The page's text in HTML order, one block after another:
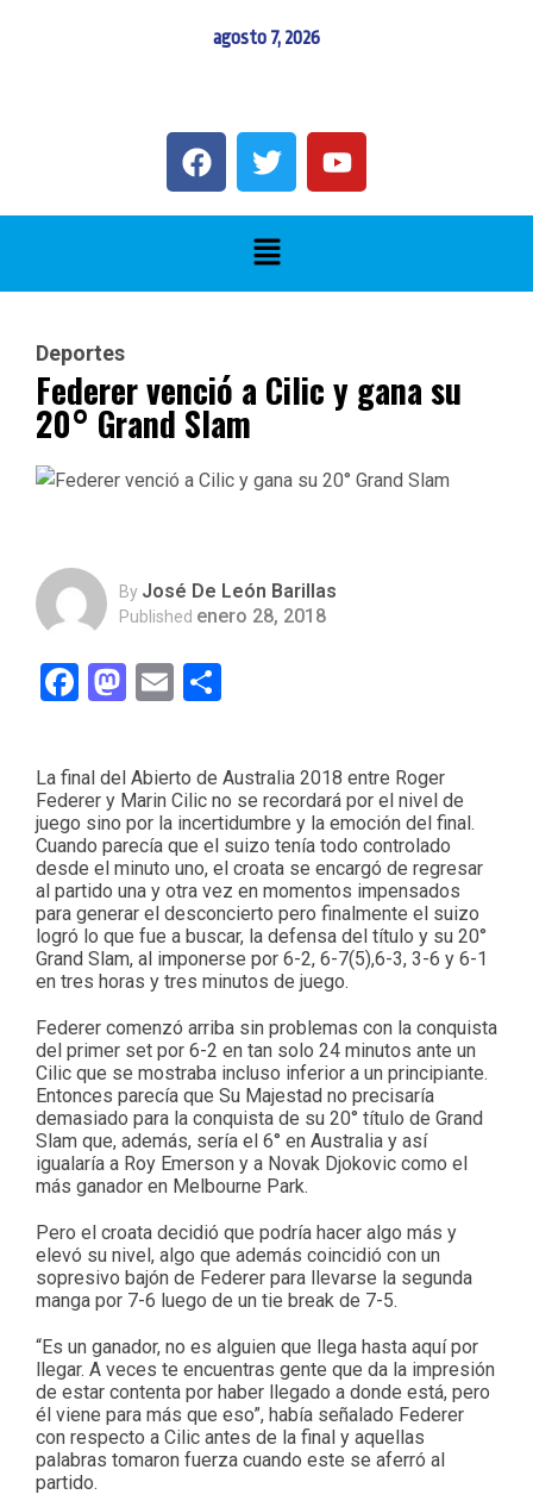
agosto 7, 2026
Deportes
Federer venció a Cilic y gana su
20° Grand Slam
By José De León Barillas
Published enero 28, 2018
Facebook
Mastodon
Email
La final del Abierto de Australia 2018 entre Roger
Federer y Marin Cilic no se recordará por el nivel de
juego sino por la incertidumbre y la emoción del final.
Cuando parecía que el suizo tenía todo controlado
desde el minuto uno, el croata se encargó de regresar
al partido una y otra vez en momentos impensados
para generar el desconcierto pero finalmente el suizo
logró lo que fue a buscar, la defensa del título y su 20°
Grand Slam, al imponerse por 6-2, 6-7(5),6-3, 3-6 y 6-1
en tres horas y tres minutos de juego.
Federer comenzó arriba sin problemas con la conquista
del primer set por 6-2 en tan solo 24 minutos ante un
Cilic que se mostraba incluso inferior a un principiante.
Entonces parecía que Su Majestad no precisaría
demasiado para la conquista de su 20° título de Grand
Slam que, además, sería el 6° en Australia y así
igualaría a Roy Emerson y a Novak Djokovic como el
más ganador en Melbourne Park.
Pero el croata decidió que podría hacer algo más y
elevó su nivel, algo que además coincidió con un
sopresivo bajón de Federer para llevarse la segunda
manga por 7-6 luego de un tie break de 7-5.
“Es un ganador, no es alguien que llega hasta aquí por
llegar. A veces te encuentras gente que da la impresión
de estar contenta por haber llegado a donde está, pero
él viene para más que eso”, había señalado Federer
con respecto a Cilic antes de la final y aquellas
palabras tomaron fuerza cuando este se aferró al
partido.